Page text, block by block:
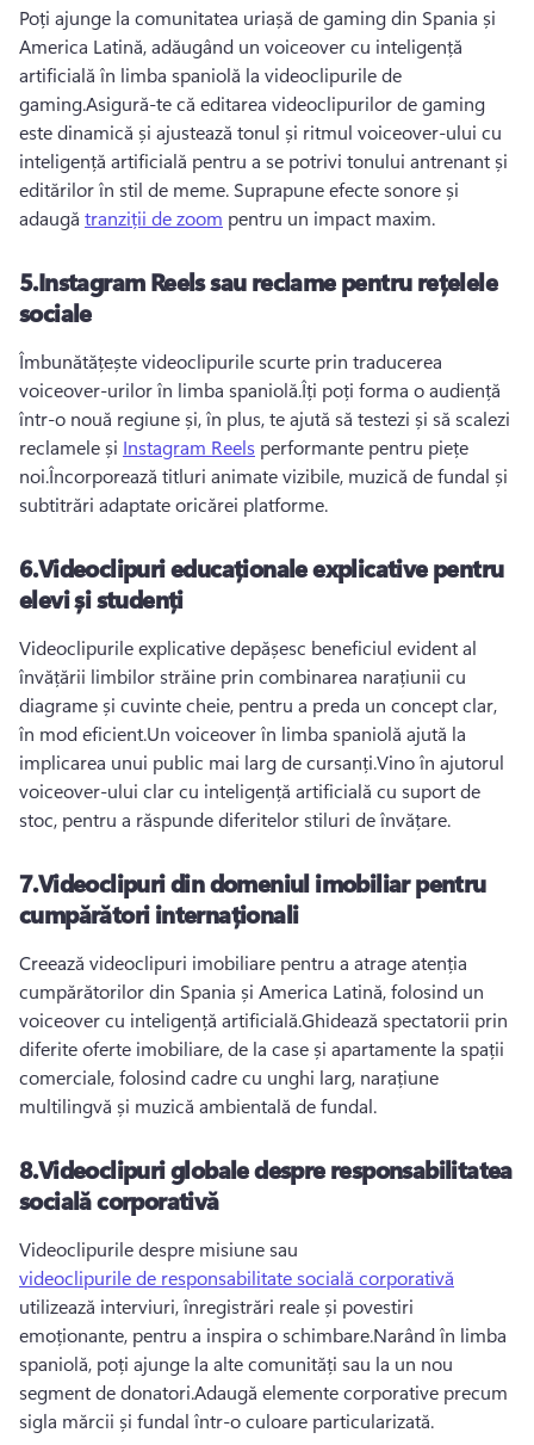
Poți ajunge la comunitatea uriașă de gaming din Spania și
America Latină, adăugând un voiceover cu inteligență
artificială în limba spaniolă la videoclipurile de
gaming.Asigură-te că editarea videoclipurilor de gaming
este dinamică și ajustează tonul și ritmul voiceover-ului cu
inteligență artificială pentru a se potrivi tonului antrenant și
editărilor în stil de meme. Suprapune efecte sonore și
adaugă tranziții de zoom pentru un impact maxim.
5.Instagram Reels sau reclame pentru rețelele
sociale
Îmbunătățește videoclipurile scurte prin traducerea
voiceover-urilor în limba spaniolă.Îți poți forma o audiență
într-o nouă regiune și, în plus, te ajută să testezi și să scalezi
reclamele și Instagram Reels performante pentru piețe
noi.Încorporează titluri animate vizibile, muzică de fundal și
subtitrări adaptate oricărei platforme.
6.Videoclipuri educaționale explicative pentru
elevi și studenți
Videoclipurile explicative depășesc beneficiul evident al
învățării limbilor străine prin combinarea narațiunii cu
diagrame și cuvinte cheie, pentru a preda un concept clar,
în mod eficient.Un voiceover în limba spaniolă ajută la
implicarea unui public mai larg de cursanți.Vino în ajutorul
voiceover-ului clar cu inteligență artificială cu suport de
stoc, pentru a răspunde diferitelor stiluri de învățare.
7.Videoclipuri din domeniul imobiliar pentru
cumpărători internaționali
Creează videoclipuri imobiliare pentru a atrage atenția
cumpărătorilor din Spania și America Latină, folosind un
voiceover cu inteligență artificială.Ghidează spectatorii prin
diferite oferte imobiliare, de la case și apartamente la spații
comerciale, folosind cadre cu unghi larg, narațiune
multilingvă și muzică ambientală de fundal.
8.Videoclipuri globale despre responsabilitatea
socială corporativă
Videoclipurile despre misiune sau
videoclipurile de responsabilitate socială corporativă
utilizează interviuri, înregistrări reale și povestiri
emoționante, pentru a inspira o schimbare.Narând în limba
spaniolă, poți ajunge la alte comunități sau la un nou
segment de donatori.Adaugă elemente corporative precum
sigla mărcii și fundal într-o culoare particularizată.